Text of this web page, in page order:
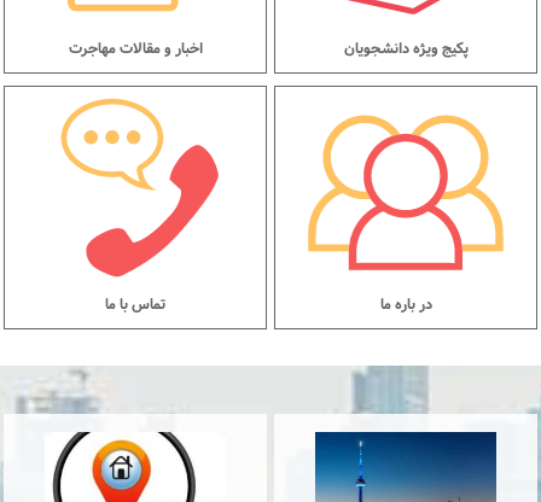
پکیج ویژه دانشجویان اخبار و مقالات مهاجرت
در باره ما تماس با ما